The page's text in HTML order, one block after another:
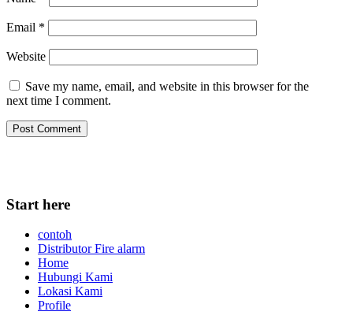
Start here
contoh
Distributor Fire alarm
Home
Hubungi Kami
Lokasi Kami
Profile
Email *
Website
Save my name, email, and website in this browser for the
next time I comment.